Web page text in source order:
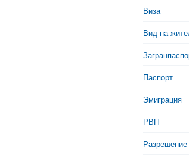
Виза
Вид на
Паспорт
Эмиграция
РВП
Разрешение